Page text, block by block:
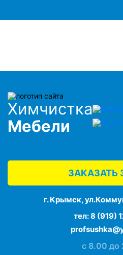
Химчистка
Мебели
ЗАКАЗАТЬ
г. Крымск,
тел:8 (919)
с 8.00 до